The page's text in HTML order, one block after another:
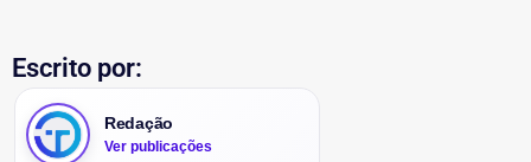
Escrito por:
Redação
Ver publicações